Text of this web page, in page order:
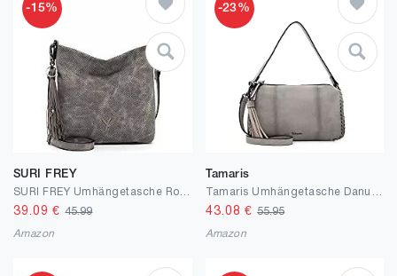
-15%
SURI FREY
39.09 €45.99
Amazon
-23%
Tamaris
43.08 € 55.95
Amazon